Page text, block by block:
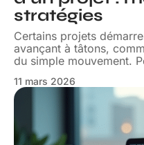
stratégies
Certains projets
avançant à tâtons,
du simple mouvement.
11 mars 2026